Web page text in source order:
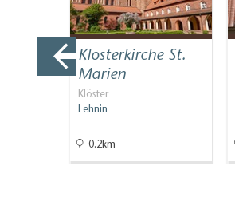
Klosterkirche St.
Marien
Klöster
Lehnin
0.2km